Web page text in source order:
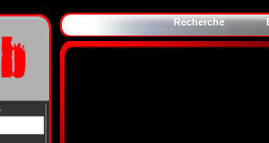
Recherche